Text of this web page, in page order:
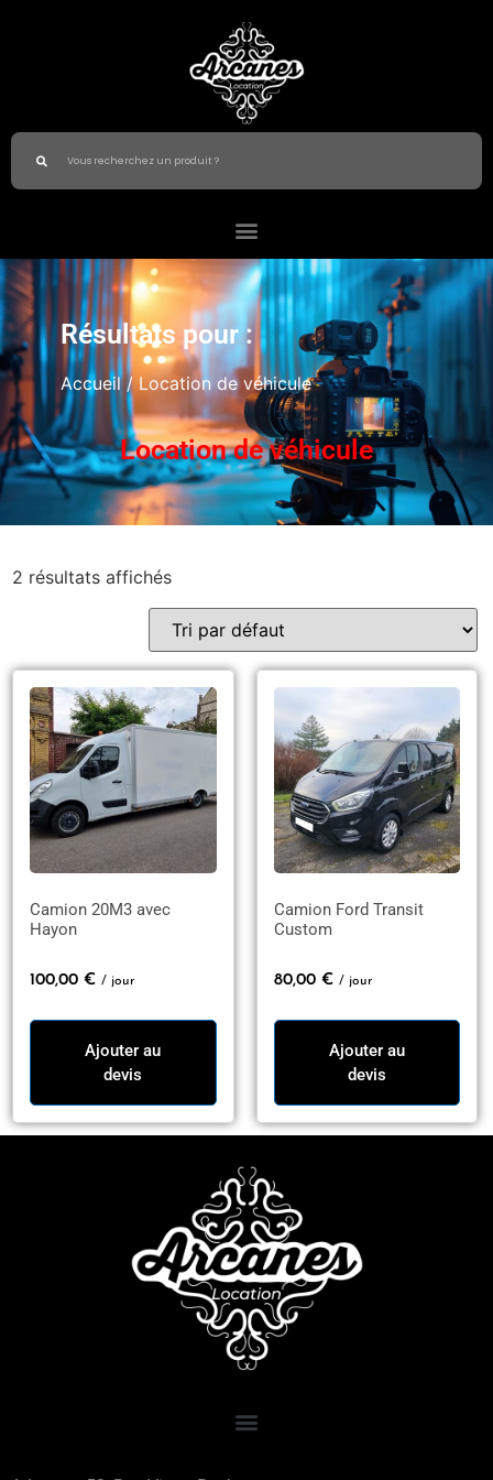
Résultats pour :
Accueil/ Location de véhicule
Location de véhicule
2 résultats affichés
Camion 20M3 avec
Hayon
100,00 € / jour
Ajouter au
devis
Camion Ford Transit
Custom
80,00 € / jour
Ajouter au
devis